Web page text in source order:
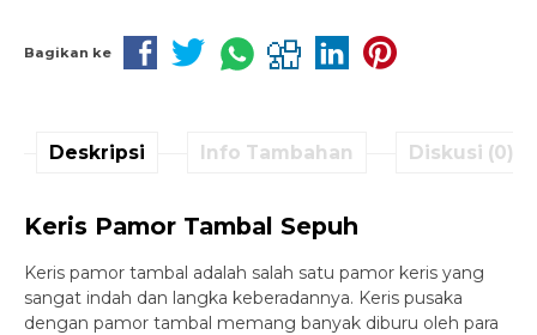
Bagikan ke
Deskripsi Info Tambahan Diskusi (0)
Keris Pamor Tambal Sepuh
Keris pamor tambal adalah salah satu pamor keris yang
sangat indah dan langka keberadannya. Keris pusaka
dengan pamor tambal memang banyak diburu oleh para